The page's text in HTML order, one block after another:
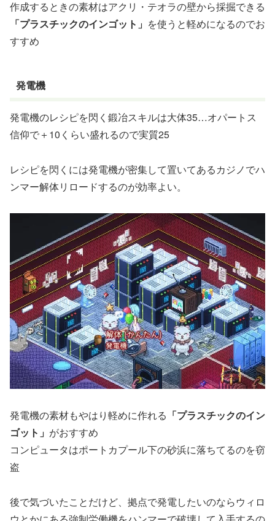
作成するときの素材はアクリ・テオラの壁から採掘できる
「プラスチックのインゴット」 を使うと軽めになるのでお
すすめ
発電機
発電機のレシピを閃く鍛冶スキルは大体35…オパートス
信仰で＋10くらい盛れるので実質25
レシピを閃くには発電機が密集して置いてあるカジノでハ
ンマー解体リロードするのが効率よい。
発電機の素材もやはり軽めに作れる 「プラスチックのイン
ゴット」 がおすすめ
コンピュータはポートカプール下の砂浜に落ちてるのを窃
盗
後で気づいたことだけど、拠点で発電したいのならウィロ